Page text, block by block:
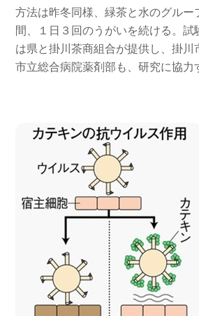
方法は昨冬同様、緑茶と水のグルー
間、１日３回のうがいを続ける。試
は県と掛川茶商組合が提供し、掛川
市立総合病院薬剤部も、研究に協力